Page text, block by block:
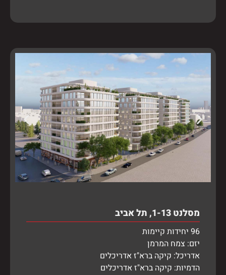
מסלנט 1-13, תל אביב
96 יחידות קיימות
יזם: צמח המרמן
אדריכל: קיקה ברא"ז אדריכלים
הדמיות: קיקה ברא"ז אדריכלים